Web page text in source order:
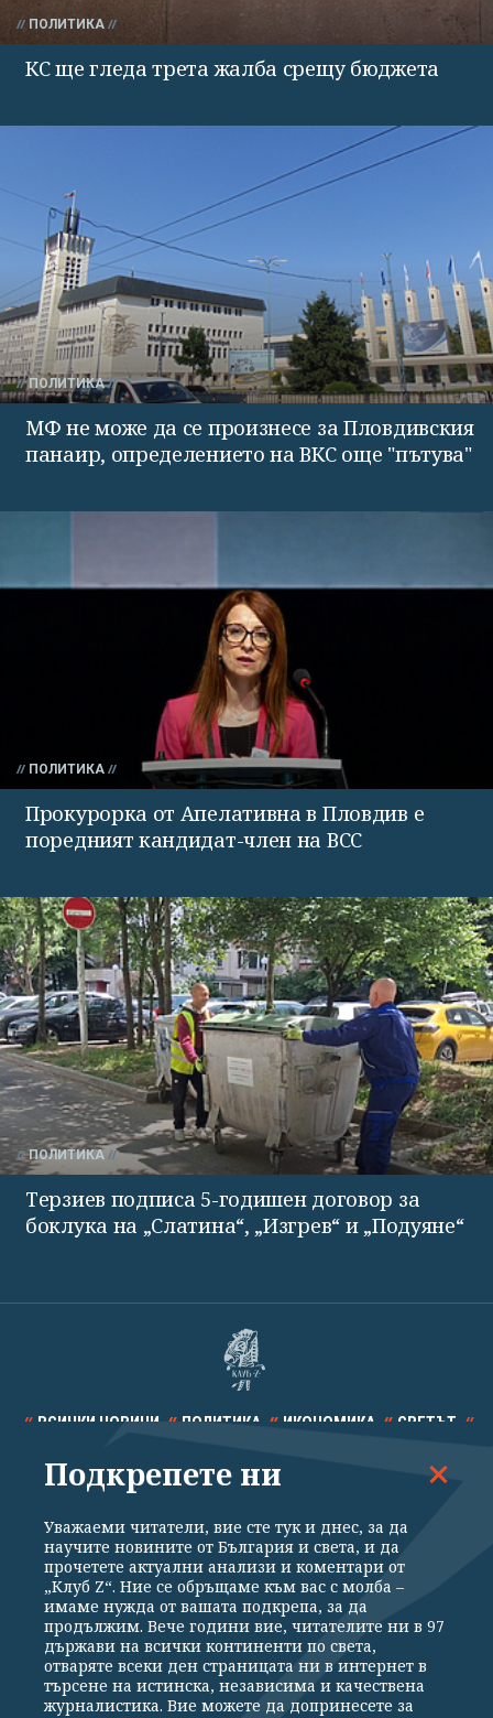
ПОЛИТИКА
КС ще гледа трета жалба срещу бюджета
ПОЛИТИКА
МФ не може да се произнесе за Пловдивския
панаир, определението на ВКС още "пътува"
ПОЛИТИКА
Прокурорка от Апелативна в Пловдив е
поредният кандидат-член на ВСС
ПОЛИТИКА
Терзиев подписа 5-годишен договор за
боклука на „Слатина“, „Изгрев“ и „Подуяне“
ВСИЧКИ НОВИНИ ПОЛИТИКА ИКОНОМИКА СВЕТЪТ
СПОРТ КУЛТУРА ТЕХНОЛОГИИ КАЛЕЙДОСКОП
Общи условия
Политика за поверителност
Реклама
Партньори Контакти
За Клуб Z
Екип
Подкрепете ни
Подкрепете ни
Уважаеми читатели, вие сте тук и днес, за да
научите новините от България и света, и да
прочетете актуални анализи и коментари от
„Клуб Z“. Ние се обръщаме към вас с молба –
имаме нужда от вашата подкрепа, за да
продължим. Вече години вие, читателите ни в 97
държави на всички континенти по света,
отваряте всеки ден страницата ни в интернет в
търсене на истинска, независима и качествена
журналистика. Вие можете да допринесете за